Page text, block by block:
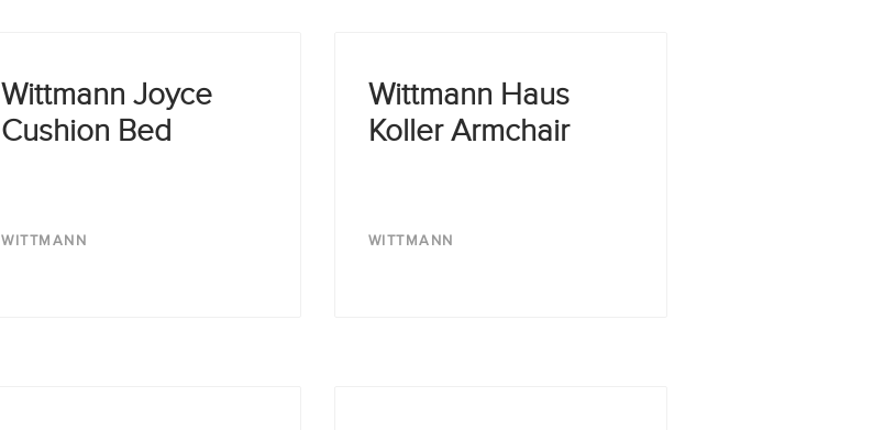
Wittmann Joyce
Cushion Bed
WITTMANN
Wittmann Haus
Koller Armchair
WITTMANN